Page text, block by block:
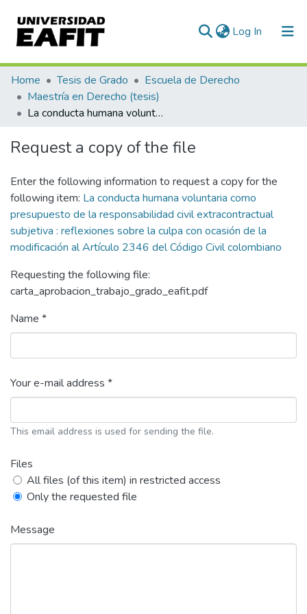
Log In (current)
Communities & Collections
All of DSpace
Home Tesis de Grado
Escuela de Derecho
Maestría en Derecho (tesis)
La conducta humana voluntaria como presupuesto de la responsabilidad civil extracontractual subjetiva : reflexiones sobre la culpa con ocasión de la modificación al Artículo 2346 del Código Civil colombiano
Request a copy of the file
Enter the following information to request a copy for the
following item: La conducta humana voluntaria como
presupuesto de la responsabilidad civil extracontractual
subjetiva : reflexiones sobre la culpa con ocasión de la
modificación al Artículo 2346 del Código Civil colombiano
Requesting the following file:
carta_aprobacion_trabajo_grado_eafit.pdf
Name *
Your e-mail address *
This email address is used for sending the file.
Files
All files (of this item) in restricted access
Only the requested file
Message